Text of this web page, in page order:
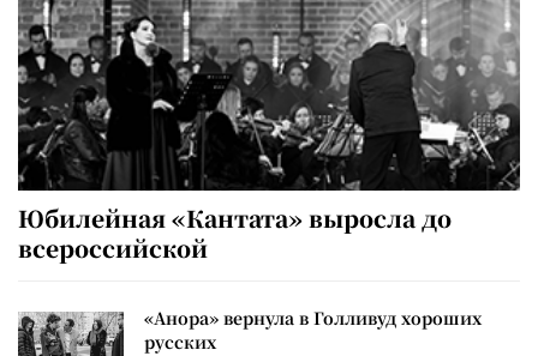
Юбилейная «Кантата» выросла до
всероссийской
«Анора» вернула в Голливуд хороших
русских